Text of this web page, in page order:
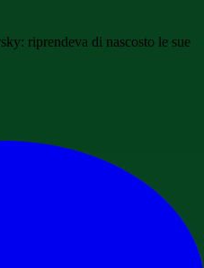
riprendeva di nascosto le sue